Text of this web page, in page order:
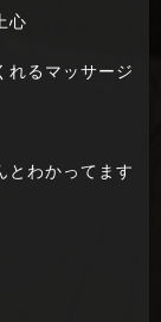
心
れるマッサージ
とわかってます